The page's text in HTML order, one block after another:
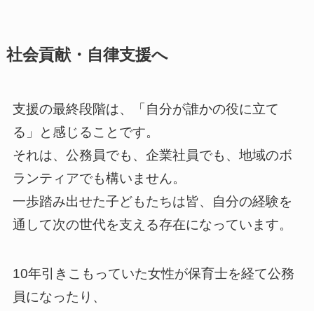
社会貢献・自律支援へ
支援の最終段階は、「自分が誰かの役に立て
る」と感じることです。
それは、公務員でも、企業社員でも、地域のボ
ランティアでも構いません。
一歩踏み出せた子どもたちは皆、自分の経験を
通して次の世代を支える存在になっています。
10年引きこもっていた女性が保育士を経て公務
員になったり、